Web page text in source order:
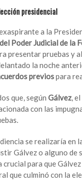
presidencial
a la
Poder Judicial de la
presentar pruebas y
la noche
previospara
que, según Gálvez,
con las
se realizaría en
Gálvez o alguno
crucial para que
que culminó con la